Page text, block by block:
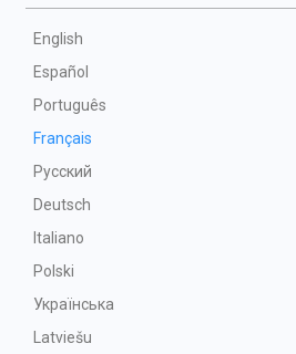
English
Español
Português
Français
Русский
Deutsch
Italiano
Polski
Українська
Latviešu